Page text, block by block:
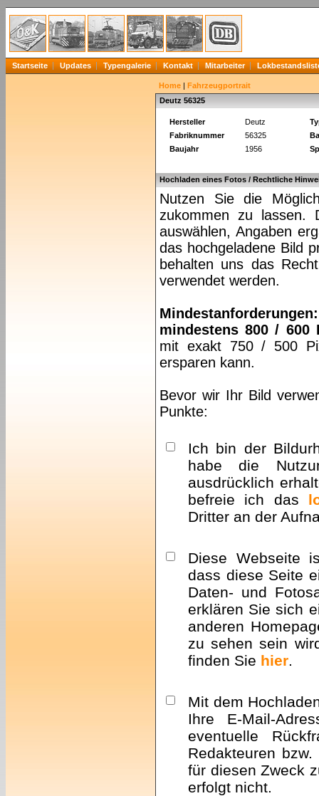
Startseite Updates Typengalerie Kontakt Mitarbeiter
Home | Fahrzeugportrait
Deutz 56325
Hersteller Deutz
Fabriknummer
56325
Baujahr
1956
Hochladen eines Fotos / Rechtliche
Nutzen Sie die
zukommen zu lassen.
auswählen, Angaben
das hochgeladene Bild
behalten uns das
verwendet werden.
Mindestanforderungen:
mindestens 800 / 600
mit exakt 750 / 500
ersparen kann.
Bevor wir Ihr Bild
Punkte:
Ich bin der
habe die
ausdrücklich
befreie ich das
Dritter an der
Diese Webseite
dass diese Seite
Daten- und
erklären Sie sich
anderen
zu sehen sein
finden Sie hier.
Mit dem
Ihre E-Mail-
eventuelle
Redakteuren
für diesen Zweck
erfolgt nicht.